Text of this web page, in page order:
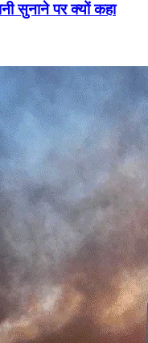
सुनाने पर क्यों कहा